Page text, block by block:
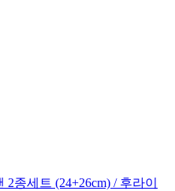
종세트 (24+26cm) / 후라이